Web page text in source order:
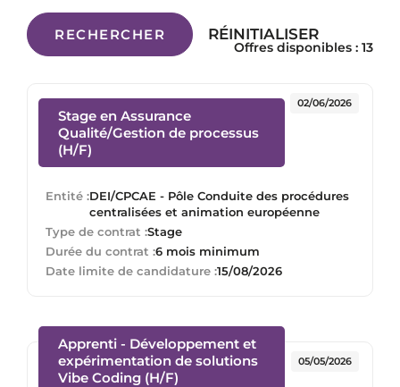
RECHERCHER RÉINITIALISER
Offres disponibles : 13
Stage en Assurance
Qualité/Gestion de processus
(H/F)
Entité :DEI/CPCAE - Pôle Conduite des procédures
centralisées et animation européenne
Type de contrat :Stage
Durée du contrat :6 mois minimum
02/06/2026
Date limite de candidature :15/08/2026
Apprenti - Développement et
expérimentation de solutions
Vibe Coding (H/F)
05/05/2026